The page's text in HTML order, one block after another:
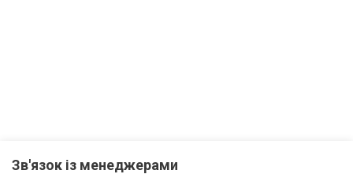
Зв'язок із менеджерами